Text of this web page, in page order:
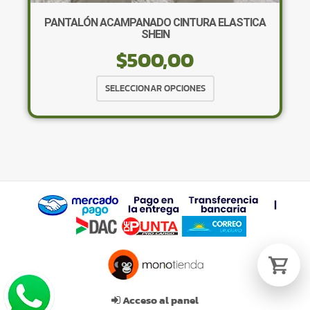
PANTALÓN ACAMPANADO CINTURA ELASTICA
SHEIN
$500,00
SELECCIONAR OPCIONES
producto
tiene
opciones
se
pueden
elegir
Acceso al panel
Tu carrito está vacío.
Agregá un producto y aparecerá acá
automáticamente.